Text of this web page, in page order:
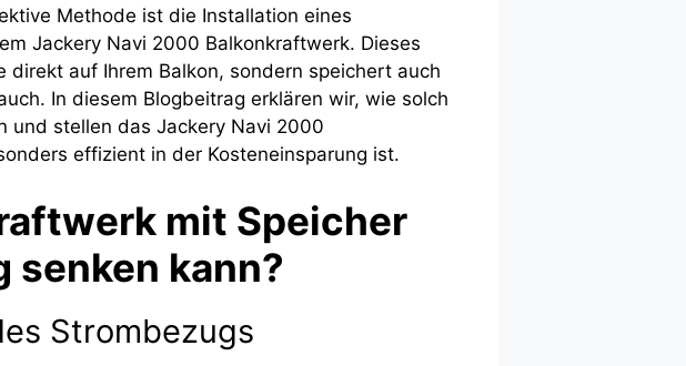
Methode ist die Installation eines
Jackery Navi 2000 Balkonkraftwerk. Dieses
direkt auf Ihrem Balkon, sondern speichert auch
In diesem Blogbeitrag erklären wir, wie solch
und stellen das Jackery Navi 2000
effizient in der Kosteneinsparung ist.
mit Speicher
senken kann?
Strombezugs